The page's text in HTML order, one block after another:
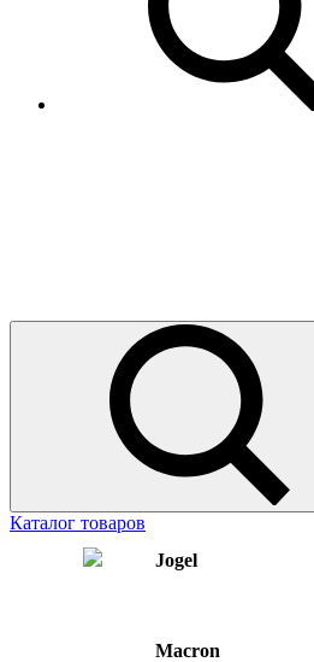
Каталог товаров
Jogel
Macron